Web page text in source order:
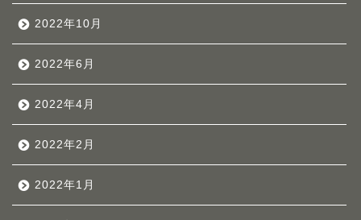
2022年10月
2022年6月
2022年4月
2022年2月
2022年1月